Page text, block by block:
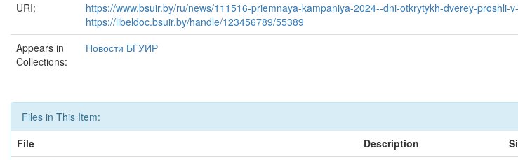
URI:
https://www.bsuir.by/ru/news/111516-priemnaya-kampaniya-2024--dni-otkrytykh-dverey-proshli-
https://libeldoc.bsuir.by/handle/123456789/55389
Appears in
Collections:
Новости БГУИР
Files in This Item:
File
Description